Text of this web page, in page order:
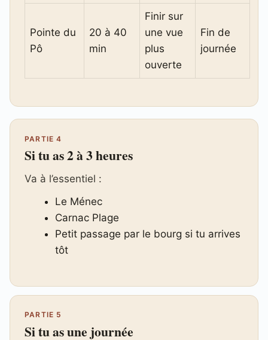
Pointe du
Pô
20 à 40
min
Finir sur
une vue
plus
ouverte
Fin de
journée
PARTIE 4
Si tu as 2 à 3 heures
Va à l’essentiel :
Le Ménec
Carnac Plage
Petit passage par le bourg si tu arrives
tôt
PARTIE 5
Si tu as une journée